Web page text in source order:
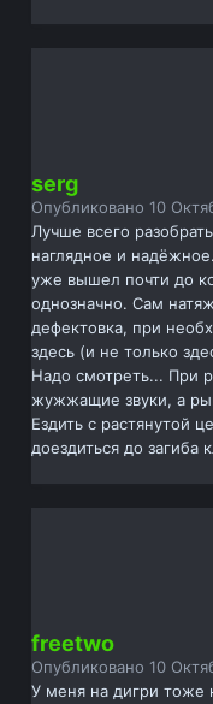
serg
Опубликовано10
Лучше всего
наглядное и
уже вышел почти до
однозначно. Сам
дефектовка, при
здесь (и не только
Надо смотреть... При
жужжащие звуки, а
Ездить с растянутой
доездиться до загиба
freetwo
Опубликовано10
У меня на дигри тоже